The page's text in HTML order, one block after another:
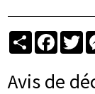
Partager
Avis de